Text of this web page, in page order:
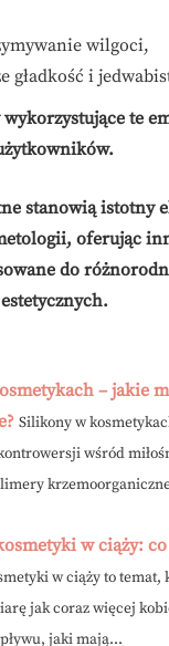
wilgoci,
gładkość i
te
stanowią istotny
oferując
do
– jakie
Silikony w
wśród
w ciąży:
w ciąży to temat,
jak coraz więcej
jaki mają...